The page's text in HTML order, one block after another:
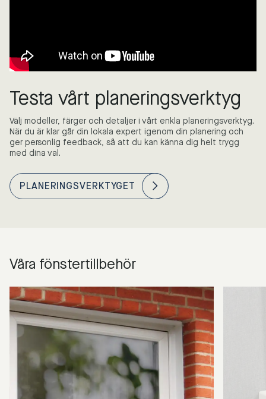
Testa vårt planeringsverktyg
Välj modeller, färger och detaljer i vårt enkla planeringsverktyg.
När du är klar går din lokala expert igenom din planering och
ger personlig feedback, så att du kan känna dig helt trygg
med dina val.
PLANERINGSVERKTYGET
Våra fönstertillbehör